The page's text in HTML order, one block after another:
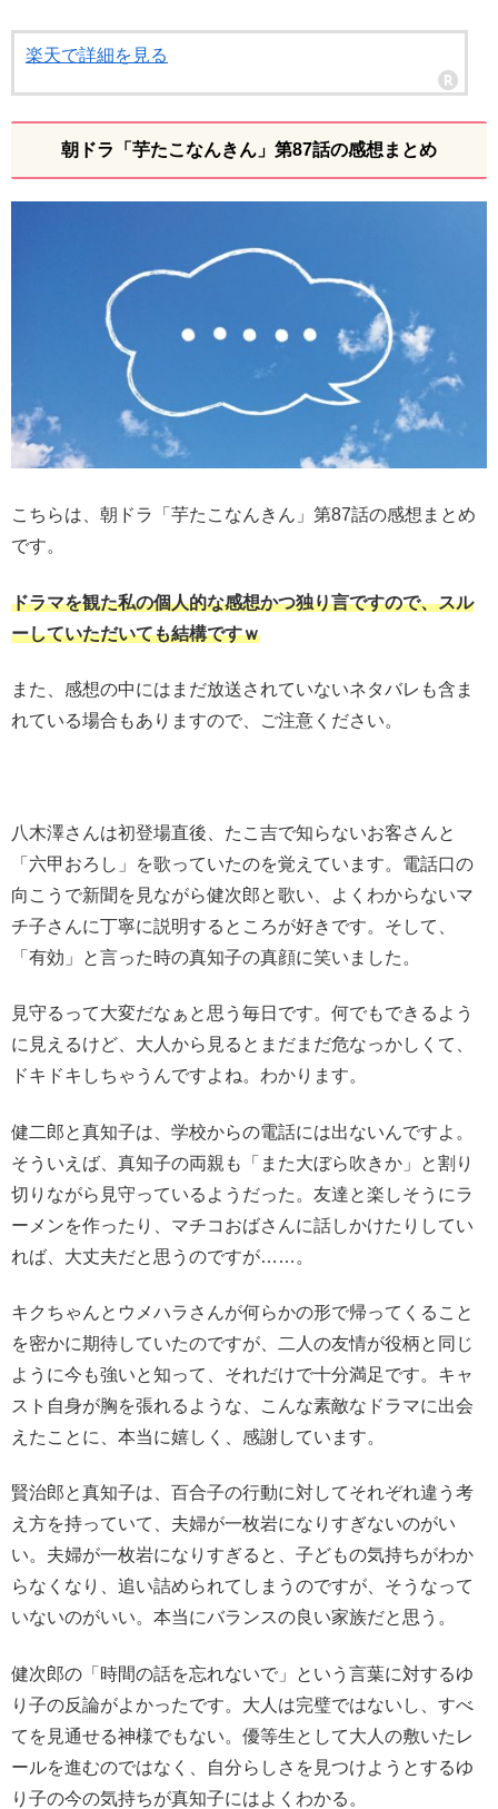
楽天で詳細を見る
朝ドラ「芋たこなんきん」第87話の感想まとめ
こちらは、朝ドラ「芋たこなんきん」第87話の感想まとめ
です。
ドラマを観た私の個人的な感想かつ独り言ですので、スル
ーしていただいても結構ですｗ
また、感想の中にはまだ放送されていないネタバレも含ま
れている場合もありますので、ご注意ください。
八木澤さんは初登場直後、たこ吉で知らないお客さんと
「六甲おろし」を歌っていたのを覚えています。電話口の
向こうで新聞を見ながら健次郎と歌い、よくわからないマ
チ子さんに丁寧に説明するところが好きです。そして、
「有効」と言った時の真知子の真顔に笑いました。
見守るって大変だなぁと思う毎日です。何でもできるよう
に見えるけど、大人から見るとまだまだ危なっかしくて、
ドキドキしちゃうんですよね。わかります。
健二郎と真知子は、学校からの電話には出ないんですよ。
そういえば、真知子の両親も「また大ぼら吹きか」と割り
切りながら見守っているようだった。友達と楽しそうにラ
ーメンを作ったり、マチコおばさんに話しかけたりしてい
れば、大丈夫だと思うのですが……。
キクちゃんとウメハラさんが何らかの形で帰ってくること
を密かに期待していたのですが、二人の友情が役柄と同じ
ように今も強いと知って、それだけで十分満足です。キャ
スト自身が胸を張れるような、こんな素敵なドラマに出会
えたことに、本当に嬉しく、感謝しています。
賢治郎と真知子は、百合子の行動に対してそれぞれ違う考
え方を持っていて、夫婦が一枚岩になりすぎないのがい
い。夫婦が一枚岩になりすぎると、子どもの気持ちがわか
らなくなり、追い詰められてしまうのですが、そうなって
いないのがいい。本当にバランスの良い家族だと思う。
健次郎の「時間の話を忘れないで」という言葉に対するゆ
り子の反論がよかったです。大人は完璧ではないし、すべ
てを見通せる神様でもない。優等生として大人の敷いたレ
ールを進むのではなく、自分らしさを見つけようとするゆ
り子の今の気持ちが真知子にはよくわかる。